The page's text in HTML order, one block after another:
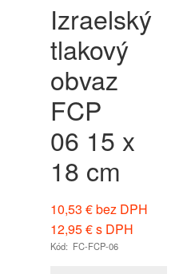
Izraelský
tlakový
obvaz
FCP
06 15 x
18 cm
10,53 €bez DPH
12,95€s DPH
Kód: FC-FCP-06